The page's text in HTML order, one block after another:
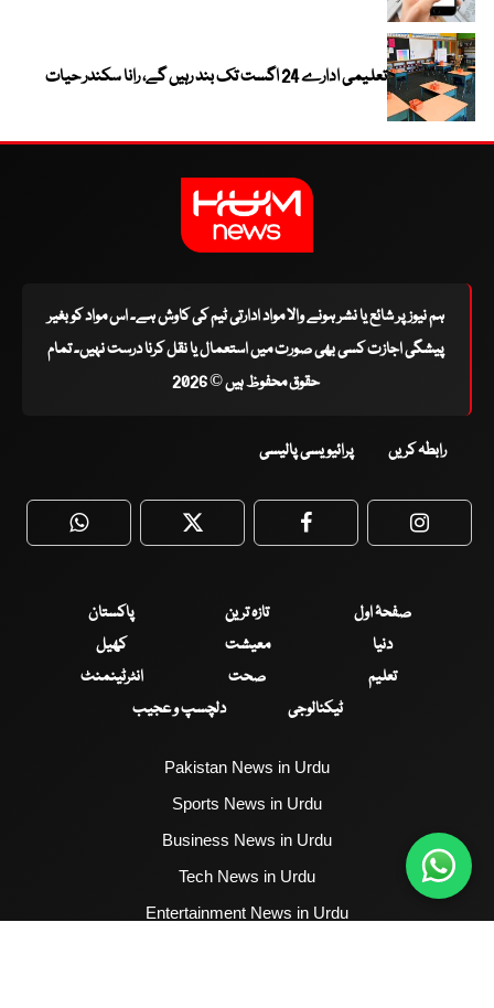
تعلیمی ادارے 24 اگست تک بند رہیں گے، رانا سکندر حیات
ہم نیوز پر شائع یا نشر ہونے والا مواد ادارتی ٹیم کی کاوش ہے۔ اس مواد کو بغیر
پیشگی اجازت کسی بھی صورت میں استعمال یا نقل کرنا درست نہیں۔ تمام
حقوق محفوظ ہیں © 2026
رابطہ کریں پرائیویسی پالیسی
WhatsApp Twitter Facebook
صفحۂ اول تازہ ترین
پاکستان
دنیا
معیشت
کھیل
تعلیم
صحت
انٹرٹینمنٹ
ٹیکنالوجی
دلچسپ و عجیب
Pakistan News in Urdu
Sports News in Urdu
Business News in Urdu
Tech News in Urdu
Entertainment News in Urdu